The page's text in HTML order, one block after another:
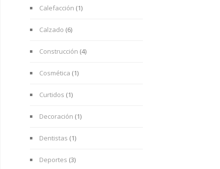
Calefacción (1)
Calzado (6)
Construcción (4)
Cosmética (1)
Curtidos (1)
Decoración (1)
Dentistas (1)
Deportes (3)